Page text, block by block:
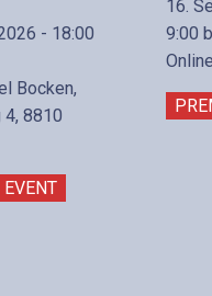
- 18:00
Bocken,
4, 8810
16.
9:00
Online